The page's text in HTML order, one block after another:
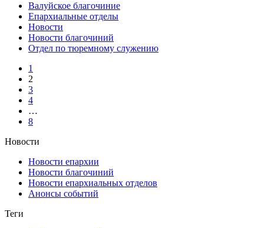
Валуйское благочиние
Епархиальные отделы
Новости
Новости благочиний
Отдел по тюремному служению
1
2
3
4
…
8
Новости
Новости епархии
Новости благочиний
Новости епархиальных отделов
Анонсы событий
Теги